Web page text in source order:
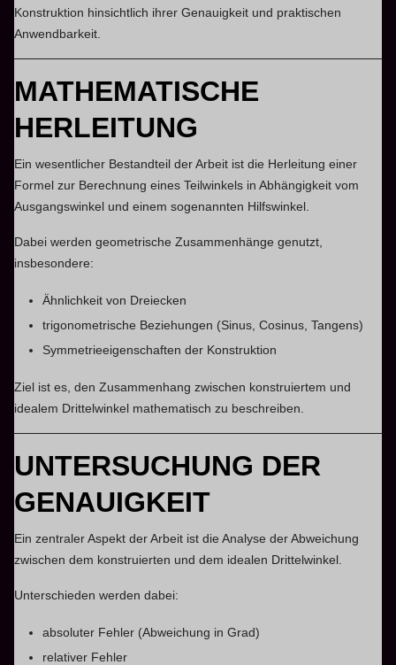
Konstruktion hinsichtlich ihrer Genauigkeit und praktischen
Anwendbarkeit.
MATHEMATISCHE
HERLEITUNG
Ein wesentlicher Bestandteil der Arbeit ist die Herleitung einer
Formel zur Berechnung eines Teilwinkels in Abhängigkeit vom
Ausgangswinkel und einem sogenannten Hilfswinkel.
Dabei werden geometrische Zusammenhänge genutzt,
insbesondere:
Ähnlichkeit von Dreiecken
trigonometrische Beziehungen (Sinus, Cosinus, Tangens)
Symmetrieeigenschaften der Konstruktion
Ziel ist es, den Zusammenhang zwischen konstruiertem und
idealem Drittelwinkel mathematisch zu beschreiben.
UNTERSUCHUNG DER
GENAUIGKEIT
Ein zentraler Aspekt der Arbeit ist die Analyse der Abweichung
zwischen dem konstruierten und dem idealen Drittelwinkel.
Unterschieden werden dabei:
absoluter Fehler (Abweichung in Grad)
relativer Fehler